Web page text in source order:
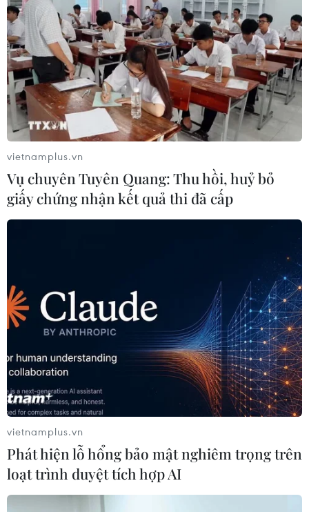
vietnamplus.vn
Vụ chuyên Tuyên Quang: Thu hồi, huỷ bỏ
giấy chứng nhận kết quả thi đã cấp
vietnamplus.vn
Phát hiện lỗ hổng bảo mật nghiêm trọng trên
loạt trình duyệt tích hợp AI